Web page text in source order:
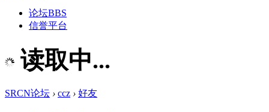
论坛BBS
信誉平台
读取中...
SRCN论坛 › ccz › 好友